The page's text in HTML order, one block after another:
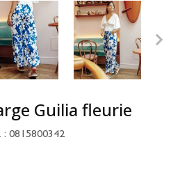
Guilia fleurie
: 0815800342